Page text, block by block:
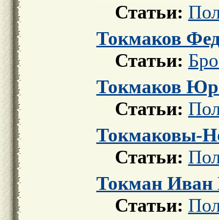
Статьи:
Токмаков
Статьи:
Токмаков
Статьи:
Токмаковы-
Статьи:
Токман Иван
Статьи: